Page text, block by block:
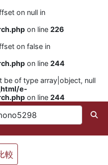
on null in
on line 226
on false in
on line 244
be of type array|object, null
e-
on line 244
較